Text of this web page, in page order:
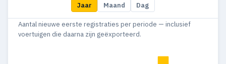
163
2014 146
Jaar Maand Dag
Aantal nieuwe eerste registraties per periode — inclusief
voertuigen die daarna zijn geëxporteerd.